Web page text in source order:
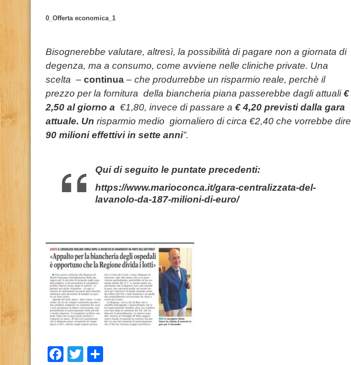
0_Offerta economica_1
Bisognerebbe valutare, altresì, la possibilità di pagare non a giornata di
degenza, ma a consumo, come avviene nelle cliniche private. Una
scelta – continua – che produrrebbe un risparmio reale, perchè il
prezzo per la fornitura della biancheria piana passerebbe dagli attuali€
2,50 al giorno a €1,80, invece di passare a € 4,20 previsti dalla gara
attuale. Un risparmio medio giornaliero di circa €2,40 che vorrebbe dire
90 milioni effettivi in sette anni”.
Qui di seguito le puntate precedenti:
https://www.marioconca.it/gara-centralizzata-del-
lavanolo-da-187-milioni-di-euro/
Facebook
Twitter